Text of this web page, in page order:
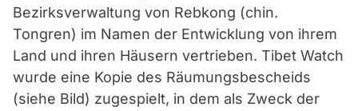
Bezirksverwaltung von Rebkong (chin.
Tongren) im Namen der Entwicklung von ihrem
Land und ihren Häusern vertrieben. Tibet Watch
wurde eine Kopie des Räumungsbescheids
(siehe Bild) zugespielt, in dem als Zweck der